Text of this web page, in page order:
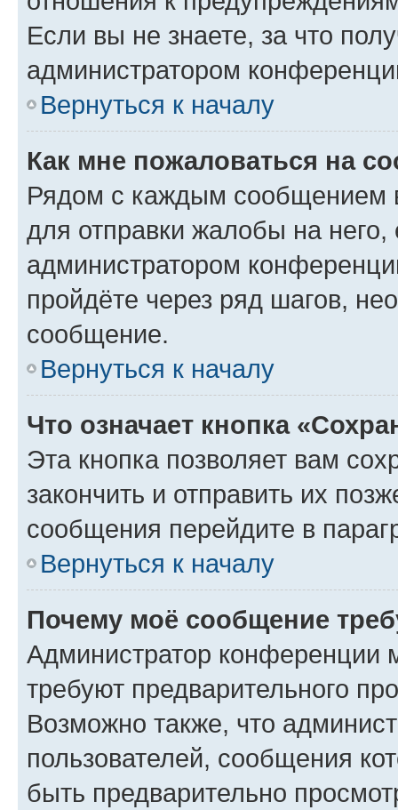
Если вы не знаете, за что
администратором
Вернуться к началу
Как мне пожаловаться на
Рядом с каждым сообщением
для отправки жалобы на
администратором
пройдёте через ряд шагов,
сообщение.
Вернуться к началу
Что означает кнопка
Эта кнопка позволяет вам
закончить и отправить их
сообщения перейдите в
Вернуться к началу
Почему моё сообщение
Администратор конференции
требуют предварительного
Возможно также, что
пользователей, сообщения
быть предварительно